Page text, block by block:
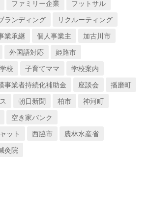
ファミリー企業
フットサル
ランディング
リクルーティング
業承継 個人事業主
加古川市
外国語対応
姫路市
校
子育てママ
学校案内
事業者持続化補助金 座談会
播磨町
朝日新聞 柏市
神河町
空き家バンク
ット
西脇市
農林水産省
灸院